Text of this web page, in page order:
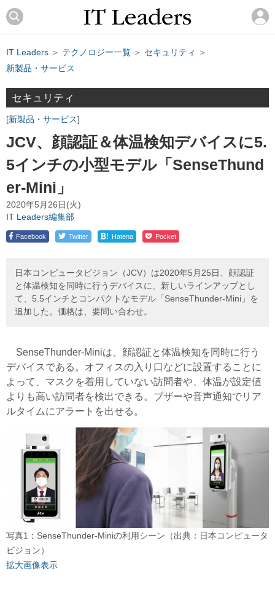
IT Leaders ＞ テクノロジー一覧 ＞ セキュリティ
＞
新製品・サービス
セキュリティ
新製品・サービス
JCV、顔認証＆体温検知デバイスに5.
5インチの小型モデル「SenseThund
er-Mini」
2020年5月26日(火)
IT Leaders編集部
Facebook Twitter ! Hatena Pocket
日本コンピュータビジョン（JCV）は2020年5月25日、顔認証
と体温検知を同時に行うデバイスに、新しいラインアップとし
て、5.5インチとコンパクトなモデル「SenseThunder-Mini」を
追加した。価格は、要問い合わせ。
SenseThunder-Miniは、顔認証と体温検知を同時に行う
デバイスである。オフィスの入り口などに設置することに
よって、マスクを着用していない訪問者や、体温が設定値
よりも高い訪問者を検出できる。ブザーや音声通知でリア
ルタイムにアラートを出せる。
写真1：SenseThunder-Miniの利用シーン（出典：日本コンピュータ
ビジョン）
拡大画像表示